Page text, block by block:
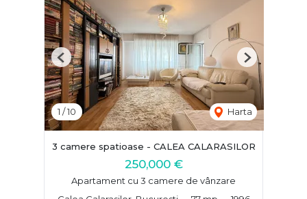
1 /10 Harta
Previous Next
3 camere spatioase - CALEA CALARASILOR
250,000 €
Apartament cu 3 camere de vânzare